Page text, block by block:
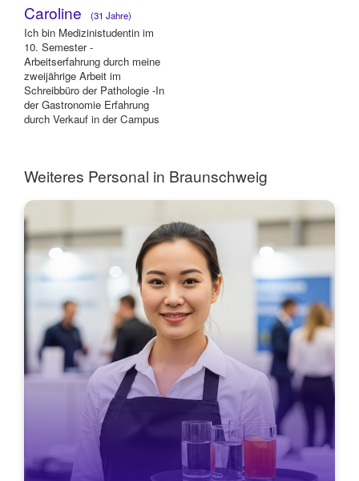
Caroline (31 Jahre)
Ich bin Medizinistudentin im
10. Semester -
Arbeitserfahrung durch meine
zweijährige Arbeit im
Schreibbüro der Pathologie -In
der Gastronomie Erfahrung
durch Verkauf in der Campus
Weiteres Personal in Braunschweig